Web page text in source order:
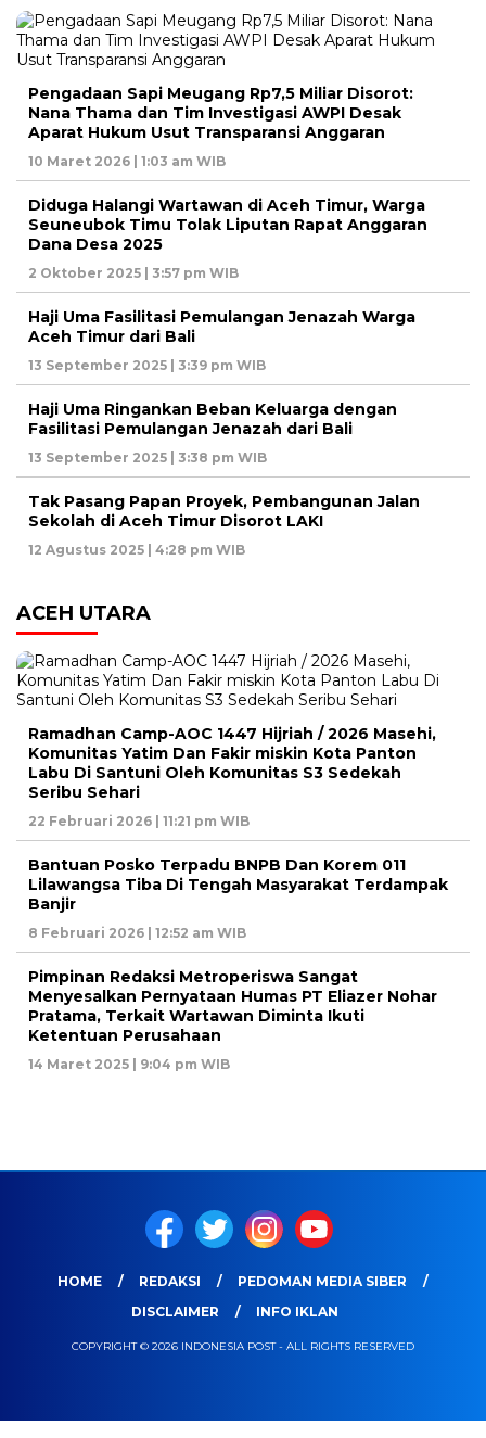
Pengadaan Sapi Meugang Rp7,5 Miliar Disorot:
Nana Thama dan Tim Investigasi AWPI Desak
Aparat Hukum Usut Transparansi Anggaran
10 Maret 2026 | 1:03 am WIB
Diduga Halangi Wartawan di Aceh Timur, Warga
Seuneubok Timu Tolak Liputan Rapat Anggaran
Dana Desa 2025
2 Oktober 2025 | 3:57 pm WIB
Haji Uma Fasilitasi Pemulangan Jenazah Warga
Aceh Timur dari Bali
13 September 2025 | 3:39 pm WIB
Haji Uma Ringankan Beban Keluarga dengan
Fasilitasi Pemulangan Jenazah dari Bali
13 September 2025 | 3:38 pm WIB
Tak Pasang Papan Proyek, Pembangunan Jalan
Sekolah di Aceh Timur Disorot LAKI
12 Agustus 2025 | 4:28 pm WIB
ACEH UTARA
Ramadhan Camp-AOC 1447 Hijriah / 2026 Masehi,
Komunitas Yatim Dan Fakir miskin Kota Panton
Labu Di Santuni Oleh Komunitas S3 Sedekah
Seribu Sehari
22 Februari 2026 | 11:21 pm WIB
Bantuan Posko Terpadu BNPB Dan Korem 011
Lilawangsa Tiba Di Tengah Masyarakat Terdampak
Banjir
8 Februari 2026 | 12:52 am WIB
Pimpinan Redaksi Metroperiswa Sangat
Menyesalkan Pernyataan Humas PT Eliazer Nohar
Pratama, Terkait Wartawan Diminta Ikuti
Ketentuan Perusahaan
14 Maret 2025 | 9:04 pm WIB
HOME REDAKSI
PEDOMAN MEDIA SIBER
DISCLAIMER
INFO IKLAN
COPYRIGHT © 2026 INDONESIA POST - ALL RIGHTS RESERVED